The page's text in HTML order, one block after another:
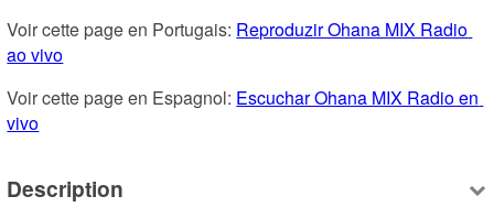
Voir cette page en Portugais: Reproduzir Ohana MIX Radio
ao vivo
Voir cette page en Espagnol: Escuchar Ohana MIX Radio en
vivo
Description